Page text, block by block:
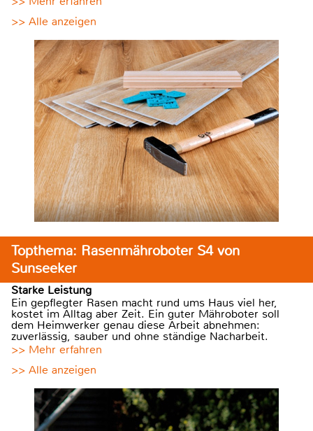
>> Alle anzeigen
Topthema: Rasenmähroboter S4 von
Sunseeker
Starke Leistung
Ein gepflegter Rasen macht rund ums Haus viel her,
kostet im Alltag aber Zeit. Ein guter Mähroboter soll
dem Heimwerker genau diese Arbeit abnehmen:
zuverlässig, sauber und ohne ständige Nacharbeit.
>> Mehr erfahren
>> Alle anzeigen